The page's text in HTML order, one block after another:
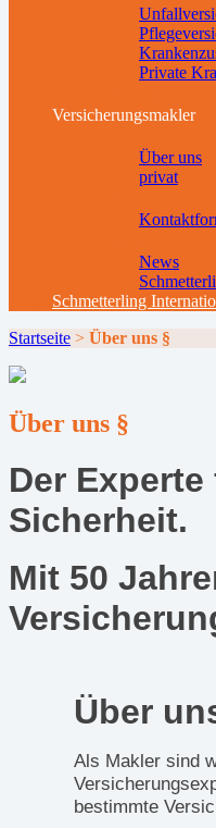
Private
Versicherungsmakler
Über uns
privat
News
Schmetterling
Startseite > Über uns §
Über uns §
Der
Sicherheit.
Mit 50
Über
Als Makler sind
bestimmte